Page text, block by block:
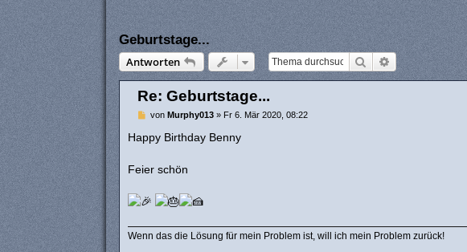
Geburtstage...
Antworten
Suche Erweiterte
Re: Geburtstage...
B
i
a
g
von Murphy013» Fr 6. Mär 2020, 08:22
Happy Birthday Benny
Feier schön
Wenn das die Lösung für mein Problem ist, will ich mein Problem zurück!